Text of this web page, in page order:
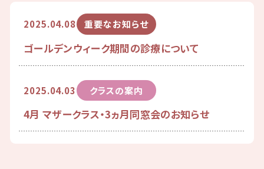
2025.04.08 重要なお知らせ
ゴールデンウィーク期間の診療について
2025.04.03 クラスの案内
4月 マザークラス・3ヵ月同窓会のお知らせ